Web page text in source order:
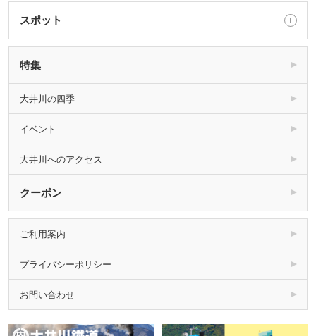
スポット
特集
大井川の四季
イベント
大井川へのアクセス
クーポン
ご利用案内
プライバシーポリシー
お問い合わせ